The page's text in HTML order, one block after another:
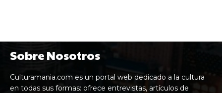
Sobre Nosotros
Culturamania.com es un portal web dedicado a la cultura
en todas sus formas: ofrece entrevistas, artículos de